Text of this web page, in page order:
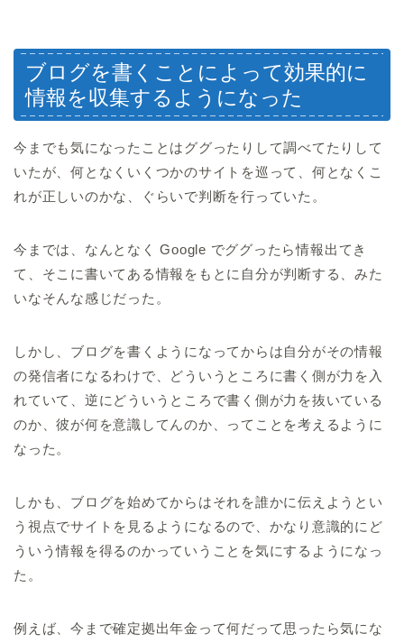
ブログを書くことによって効果的に
情報を収集するようになった
今までも気になったことはググったりして調べてたりして
いたが、何となくいくつかのサイトを巡って、何となくこ
れが正しいのかな、ぐらいで判断を行っていた。
今までは、なんとなく Google でググったら情報出てき
て、そこに書いてある情報をもとに自分が判断する、みた
いなそんな感じだった。
しかし、ブログを書くようになってからは自分がその情報
の発信者になるわけで、どういうところに書く側が力を入
れていて、逆にどういうところで書く側が力を抜いている
のか、彼が何を意識してんのか、ってことを考えるように
なった。
しかも、ブログを始めてからはそれを誰かに伝えようとい
う視点でサイトを見るようになるので、かなり意識的にど
ういう情報を得るのかっていうことを気にするようになっ
た。
例えば、今まで確定拠出年金って何だって思ったら気にな